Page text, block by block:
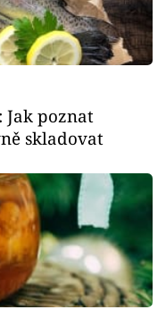
Jak poznat
skladovat